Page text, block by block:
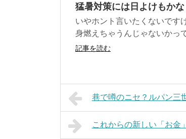
猛暑対策には日よけもかな
いやホント言いたくないです
身燃えちゃうんじゃないかっ
記事を読む
巷で噂のニセ？ルパン三
これからの新しい「お金